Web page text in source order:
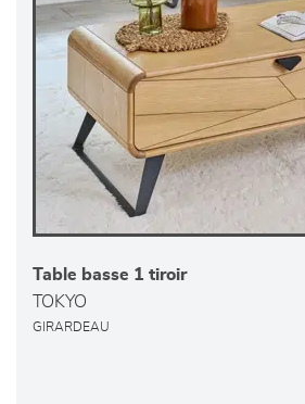
Table basse 1 tiroir
TOKYO
GIRARDEAU